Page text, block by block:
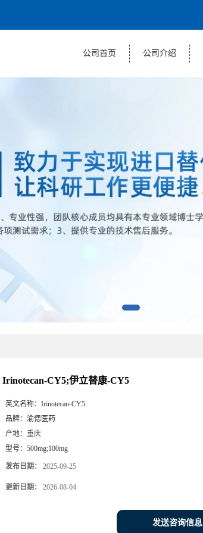
公司首页 公司介绍
Irinotecan-CY5;伊立替康-CY5
英文名称： Irinotecan-CY5
品牌： 渝偲医药
产地： 重庆
型号： 500mg;100mg
发布日期： 2025-09-25
更新日期： 2026-08-04
发送咨询信息